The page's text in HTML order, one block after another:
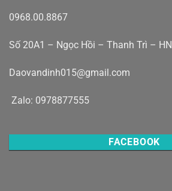
0968.00.8867
Số 20A1 – Ngọc Hồi – Thanh Trì – HN
Daovandinh015@gmail.com
Zalo: 0978877555
FACEBOOK